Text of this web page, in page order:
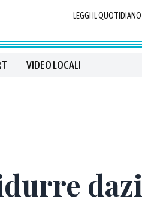
LEGGI IL QUOTIDIANO
VIDEO LOCALI
dazi